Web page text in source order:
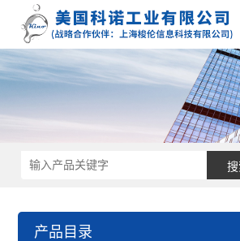
产品目录